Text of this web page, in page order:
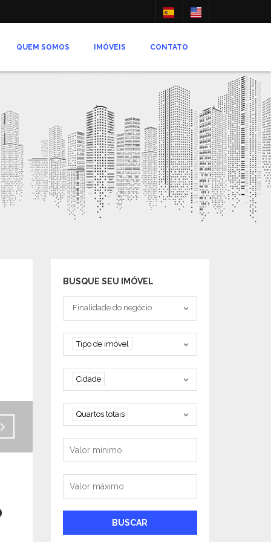
QUEM SOMOS IMÓVEIS CONTATO
BUSQUE SEU IMÓVEL
Tipo negociação
Finalidade do negócio
Tipo de imóvel
Tipo de imóvel
Cidade
Cidade
Quartos
Quartos totais
Valor mínimo
Valor máximo
BUSCAR